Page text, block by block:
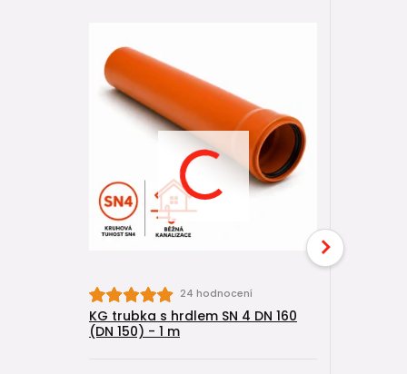
24 hodnocení
KG trubka s hrdlem SN 4 DN 160
(DN 150) - 1 m